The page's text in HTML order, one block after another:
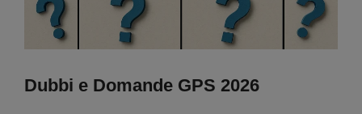
Dubbi e Domande GPS 2026